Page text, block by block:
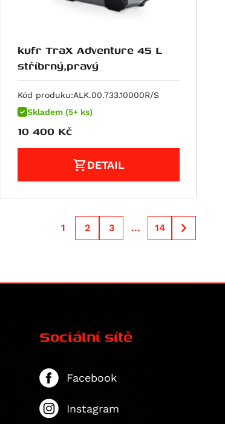
Skladem (5+ ks)
kufr TraX Adventure 45 L
stříbrný,pravý
Kód produku:ALK.00.733.10000R/S
10 400 Kč
DETAIL
1 2 3 ... 14
Sociální sítě
Facebook
Instagram